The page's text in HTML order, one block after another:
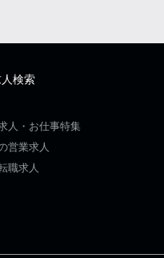
検索
人・お仕事特集
営業求人
職求人